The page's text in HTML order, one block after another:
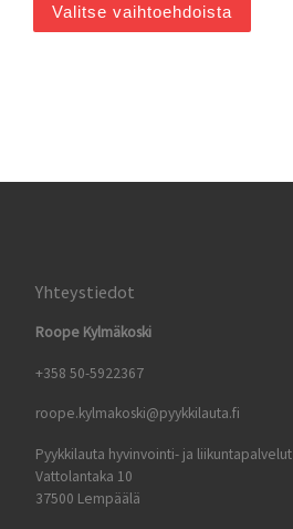
Valitse vaihtoehdoista
Yhteystiedot
Roope Kylmäkoski
+358 50-5922367
roope.kylmakoski@pyykkilauta.fi
Pyykkilauta hyvinvointi- ja liikuntapalvelut
Vattolantaka 10
37500 Lempäälä